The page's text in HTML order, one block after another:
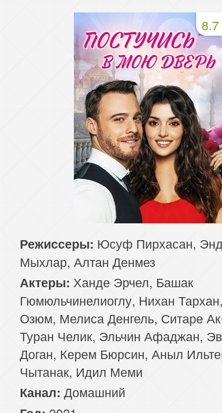
50 серия
51 серия
54 серия
55 серия
58 серия
59 серия
8.7
Режиссеры: Юсуф Пирхасан,
Мыхлар, Алтан Денмез
Актеры: Ханде Эрчел, Башак
Гюмюльчинелиоглу, Нихан
Озюм, Мелиса Денгель, Ситаре
Туран Челик, Эльчин Афаджан,
Доган, Керем Бюрсин, Аныл
Чытанак, Идил Меми
Канал: Домашний